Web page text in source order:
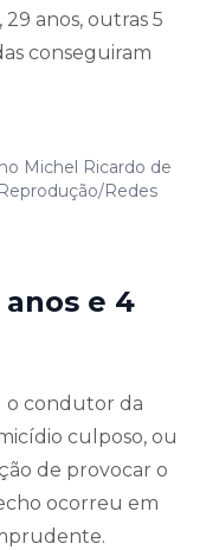
anos, outras 5
conseguiram
Michel Ricardo de
Redes
e 4
o condutor da
culposo, ou
de provocar o
ocorreu em